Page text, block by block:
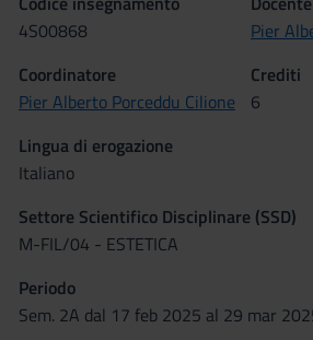
4S00868
Pier
Coordinatore
Pier Alberto Porceddu Cilione
Crediti
6
Lingua di erogazione
Italiano
Settore Scientifico Disciplinare (SSD)
M-FIL/04 - ESTETICA
Periodo
Sem. 2A dal 17 feb 2025 al 29 mar